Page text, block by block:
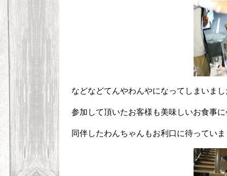
などなどてんやわんやになってしまいま
参加して頂いたお客様も美味しいお食事
同伴したわんちゃんもお利口に待ってい